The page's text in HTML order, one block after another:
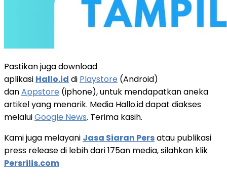
Pastikan juga download
aplikasi Hallo.id di Playstore (Android)
danAppstore (iphone), untuk mendapatkan aneka
artikel yang menarik. Media Hallo.id dapat diakses
melaluiGoogle News. Terima kasih.
Kami juga melayani Jasa Siaran Persatau publikasi
press release di lebih dari 175an media, silahkan klik
Persrilis.com